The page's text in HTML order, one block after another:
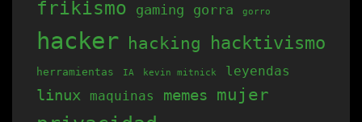
la
de
producto
frikismo gaming gorra gorro
hacker hacking hacktivismo
herramientas IA kevin mitnick leyendas
linux maquinas memes mujer